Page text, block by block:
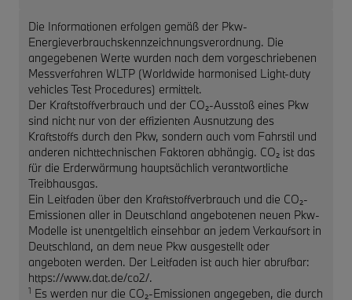
Die Informationen erfolgen gemäß der Pkw-
Energieverbrauchskennzeichnungsverordnung. Die
angegebenen Werte wurden nach dem vorgeschriebenen
Messverfahren WLTP (Worldwide harmonised Light-duty
vehicles Test Procedures) ermittelt.
Der Kraftstoffverbrauch und der CO₂-Ausstoß eines Pkw
sind nicht nur von der effizienten Ausnutzung des
Kraftstoffs durch den Pkw, sondern auch vom Fahrstil und
anderen nichttechnischen Faktoren abhängig. CO₂ ist das
für die Erderwärmung hauptsächlich verantwortliche
Treibhausgas.
Ein Leitfaden über den Kraftstoffverbrauch und die CO₂-
Emissionen aller in Deutschland angebotenen neuen Pkw-
Modelle ist unentgeltlich einsehbar an jedem Verkaufsort in
Deutschland, an dem neue Pkw ausgestellt oder
angeboten werden. Der Leitfaden ist auch hier abrufbar:
https://www.dat.de/co2/.
1 Es werden nur die CO₂-Emissionen angegeben, die durch